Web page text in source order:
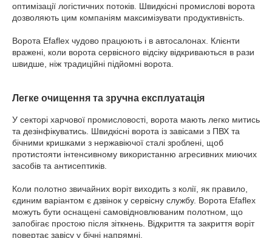
оптимізації логістичних потоків. Швидкісні промислові ворота
дозволяють цим компаніям максимізувати продуктивність.
Ворота Efaflex чудово працюють і в автосалонах. Клієнти
вражені, коли ворота сервісного відсіку відкриваються в рази
швидше, ніж традиційні підйомні ворота.
Легке очищення та зручна експлуатація
У секторі харчової промисловості, ворота мають легко митись
та дезінфікуватись. Швидкісні ворота із завісами з ПВХ та
бічними кришками з нержавіючої сталі зроблені, щоб
протистояти інтенсивному використанню агресивних миючих
засобів та антисептиків.
Коли полотно звичайних воріт виходить з колії, як правило,
єдиним варіантом є дзвінок у сервісну службу. Ворота Efaflex
можуть бути оснащені самовідновлюваним полотном, що
запобігає простою після зіткнень. Відкриття та закриття воріт
повертає завісу у бічні напрямні.